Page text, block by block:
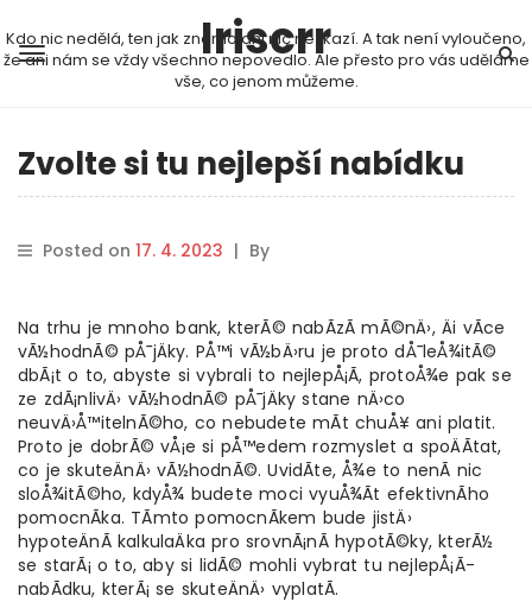
Iriscrr
Kdo nic nedělá, ten jak známo ani nic nezkazí. A tak není vyloučeno,
že ani nám se vždy všechno nepovedlo. Ale přesto pro vás uděláme
vše, co jenom můžeme.
Zvolte si tu nejlepší nabídku
Posted on 17. 4. 2023 | By
Na trhu je mnoho bank, kterÃ© nabÃ­zÃ­ mÃ©nÄ›, Äi vÃ­ce
vÃ½hodnÃ© pÅ¯jÄky. PÅ™i vÃ½bÄ›ru je proto dÅ¯leÅ¾itÃ©
dbÃ¡t o to, abyste si vybrali to nejlepÅ¡Ã­, protoÅ¾e pak se
ze zdÃ¡nlivÄ› vÃ½hodnÃ© pÅ¯jÄky stane nÄ›co
neuvÄ›Å™itelnÃ©ho, co nebudete mÃ­t chuÅ¥ ani platit.
Proto je dobrÃ© vÅ¡e si pÅ™edem rozmyslet a spoÄÃ­tat,
co je skuteÄnÄ› vÃ½hodnÃ©. UvidÃ­te, Å¾e to nenÃ­ nic
sloÅ¾itÃ©ho, kdyÅ¾ budete moci vyuÅ¾Ã­t efektivnÃ­ho
pomocnÃ­ka. TÃ­mto pomocnÃ­kem bude jistÄ›
hypoteÄnÃ­ kalkulaÄka pro srovnÃ¡nÃ­ hypotÃ©ky, kterÃ½
se starÃ¡ o to, aby si lidÃ© mohli vybrat tu nejlepÅ¡Ã­
nabÃ­dku, kterÃ¡ se skuteÄnÄ› vyplatÃ­.